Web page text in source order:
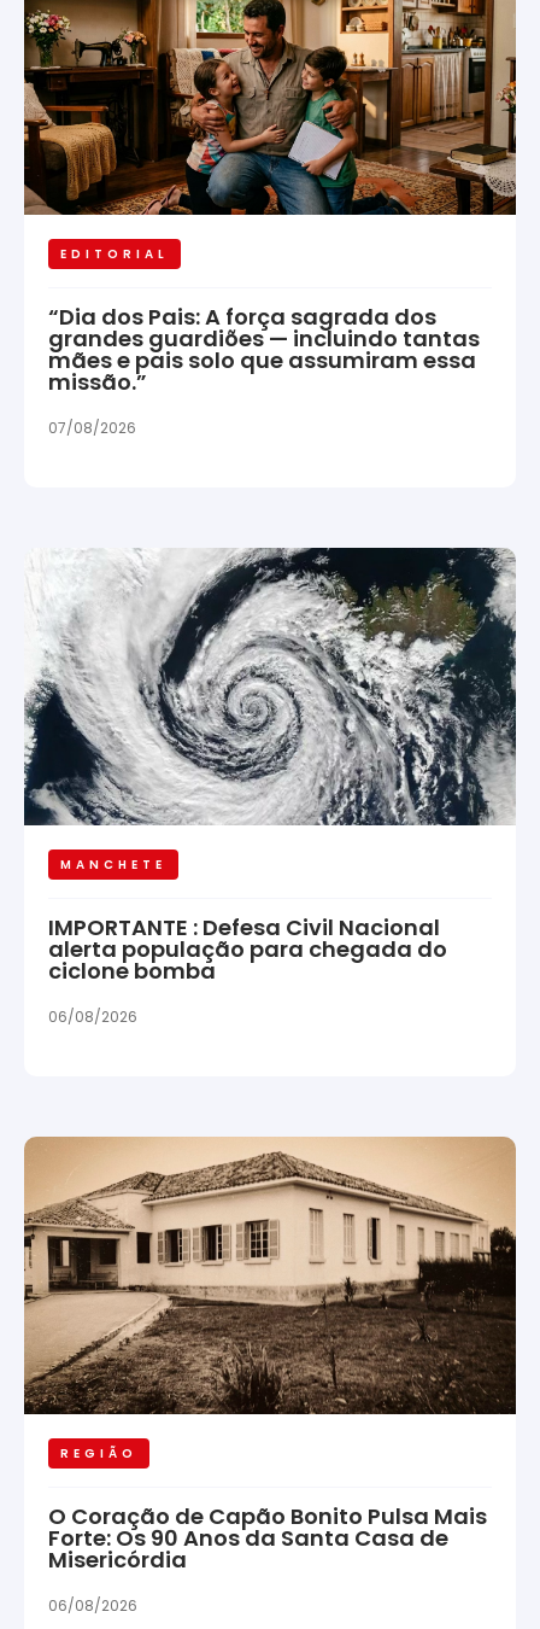
EDITORIAL
“Dia dos Pais: A força sagrada dos
grandes guardiões — incluindo tantas
mães e pais solo que assumiram essa
missão.”
07/08/2026
MANCHETE
IMPORTANTE : Defesa Civil Nacional
alerta população para chegada do
ciclone bomba
06/08/2026
REGIÃO
O Coração de Capão Bonito Pulsa Mais
Forte: Os 90 Anos da Santa Casa de
Misericórdia
06/08/2026